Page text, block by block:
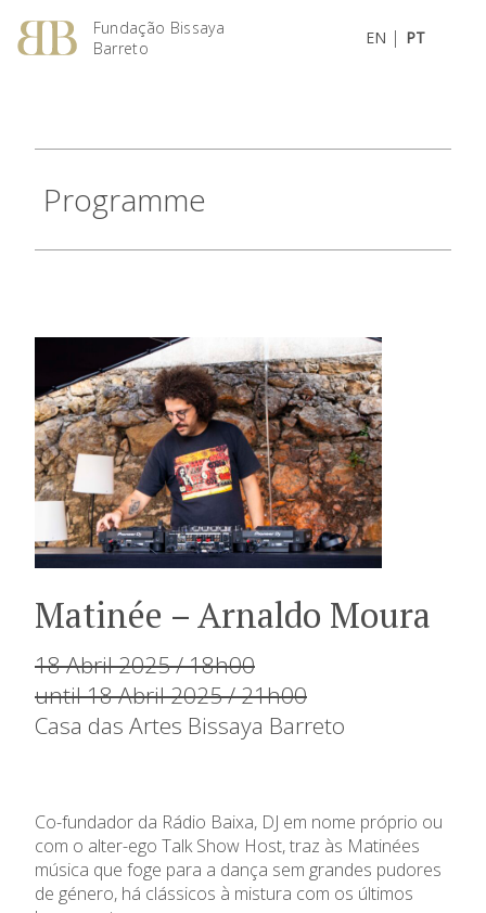
Fundação Bissaya
Barreto
EN | PT
Programme
Matinée – Arnaldo Moura
18 Abril 2025 / 18h00
until 18 Abril 2025 / 21h00
Casa das Artes Bissaya Barreto
Co-fundador da Rádio Baixa, DJ em nome próprio ou
com o alter-ego Talk Show Host, traz às Matinées
música que foge para a dança sem grandes pudores
de género, há clássicos à mistura com os últimos